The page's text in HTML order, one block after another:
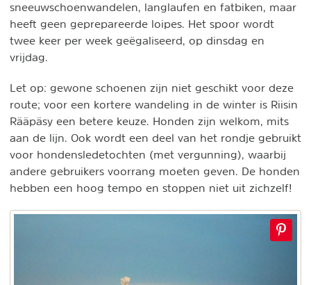
sneeuwschoenwandelen, langlaufen en fatbiken, maar
heeft geen geprepareerde loipes. Het spoor wordt
twee keer per week geëgaliseerd, op dinsdag en
vrijdag.
Let op: gewone schoenen zijn niet geschikt voor deze
route; voor een kortere wandeling in de winter is Riisin
Rääpäsy een betere keuze. Honden zijn welkom, mits
aan de lijn. Ook wordt een deel van het rondje gebruikt
voor hondensledetochten (met vergunning), waarbij
andere gebruikers voorrang moeten geven. De honden
hebben een hoog tempo en stoppen niet uit zichzelf!